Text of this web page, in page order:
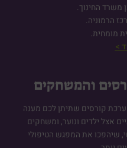
משרד החינוך.
הרמוניה.
מומחית.
>
והמשחקים
קורסים שתיתן לכם מענה
אצל ילדים ונוער, ומשחקים
שיהפכו את המפגש הטיפולי